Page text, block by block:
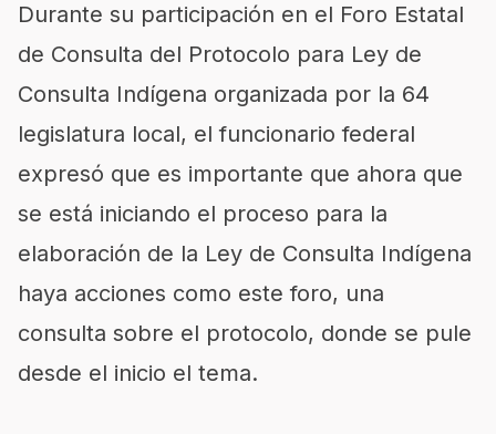
Durante su participación en el Foro Estatal
de Consulta del Protocolo para Ley de
Consulta Indígena organizada por la 64
legislatura local, el funcionario federal
expresó que es importante que ahora que
se está iniciando el proceso para la
elaboración de la Ley de Consulta Indígena
haya acciones como este foro, una
consulta sobre el protocolo, donde se pule
desde el inicio el tema.